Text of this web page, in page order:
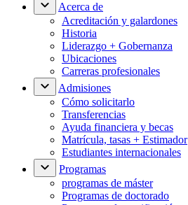
Acerca de
Acreditación y galardones
Historia
Liderazgo + Gobernanza
Ubicaciones
Carreras profesionales
Admisiones
Cómo solicitarlo
Transferencias
Ayuda financiera y becas
Matrícula, tasas + Estimador
Estudiantes internacionales
Programas
programas de máster
Programas de doctorado